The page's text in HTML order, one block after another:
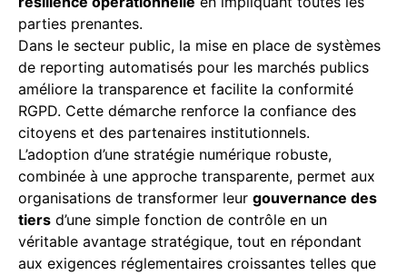
parties prenantes.
Dans le secteur public, la mise en place de systèmes
de reporting automatisés pour les marchés publics
améliore la transparence et facilite la conformité
RGPD. Cette démarche renforce la confiance des
citoyens et des partenaires institutionnels.
L’adoption d’une stratégie numérique robuste,
combinée à une approche transparente, permet aux
organisations de transformer leur gouvernance des
tiers d’une simple fonction de contrôle en un
véritable avantage stratégique, tout en répondant
aux exigences réglementaires croissantes telles que